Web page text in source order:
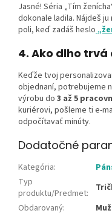
Jasné! Séria „Tím
dokonale ladila. Nájdeš
poli, keď zadáš heslo
4. Ako dlho trvá
Keďže tvoj
objednaní, potrebujeme
výrobu do 3 až 5
kuriérovi, pošleme ti e-
odpočítavať minúty.
Dodatočné
Kategória:
Typ
produktu/Predmet:
Obdarovaný:
Muž